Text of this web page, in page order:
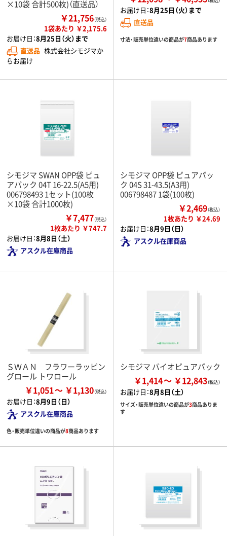
×10袋 合計500枚)（直送品）
￥21,756（税込）
1袋あたり ￥2,175.6
お届け日：8月25日（火）まで
直送品 株式会社シモジマか
らお届け
お届け日：8月25日（火）まで
直送品
寸法・販売単位違いの商品が7商品あります
シモジマ SWAN OPP袋 ピュ
アパック 04T 16-22.5(A5用)
006798493 1セット(100枚
×10袋 合計1000枚)
￥7,477（税込）
1枚あたり ￥747.7
お届け日：8月8日（土）
アスクル在庫商品
シモジマ OPP袋 ピュアパッ
ク 04S 31-43.5(A3用)
006798487 1袋(100枚)
￥2,469（税込）
1枚あたり ￥24.69
お届け日：8月9日（日）
アスクル在庫商品
ＳＷＡＮ フラワーラッピン
グロール トワロール
￥1,051 ￥1,130
お届け日：8月9日（日）
アスクル在庫商品
色・販売単位違いの商品が8商品あります
シモジマ バイオピュアパック
￥1,414 ￥12,843
お届け日：8月8日（土）
サイズ・販売単位違いの商品が3商品ありま
す